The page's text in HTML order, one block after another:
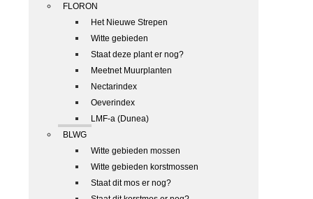
FLORON
Het Nieuwe Strepen
Witte gebieden
Staat deze plant er nog?
Meetnet Muurplanten
Nectarindex
Oeverindex
LMF-a (Dunea)
BLWG
Witte gebieden mossen
Witte gebieden korstmossen
Staat dit mos er nog?